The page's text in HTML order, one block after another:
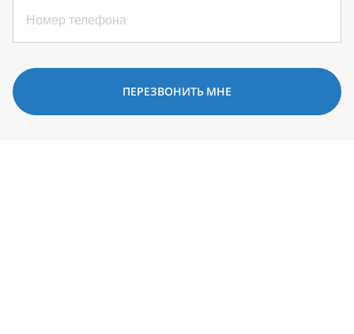
ПЕРЕЗВОНИТЬ МНЕ